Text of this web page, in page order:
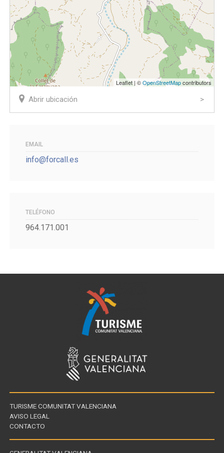
Leaflet | ©OpenStreetMapcontributors
Abrir ubicación
EMAIL
info@forcall.es
TELÉFONO
964.171.001
TURISME COMUNITAT VALENCIANA
AVISO LEGAL
CONTACTO